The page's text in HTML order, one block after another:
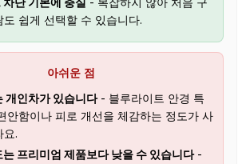
도 쉽게 선택할 수 있습니다.
아쉬운 점
개인차가 있습니다- 블루라이트 안경 특
안함이나 피로 개선을 체감하는 정도가 사
요.
는 프리미엄 제품보다 낮을 수 있습니다-